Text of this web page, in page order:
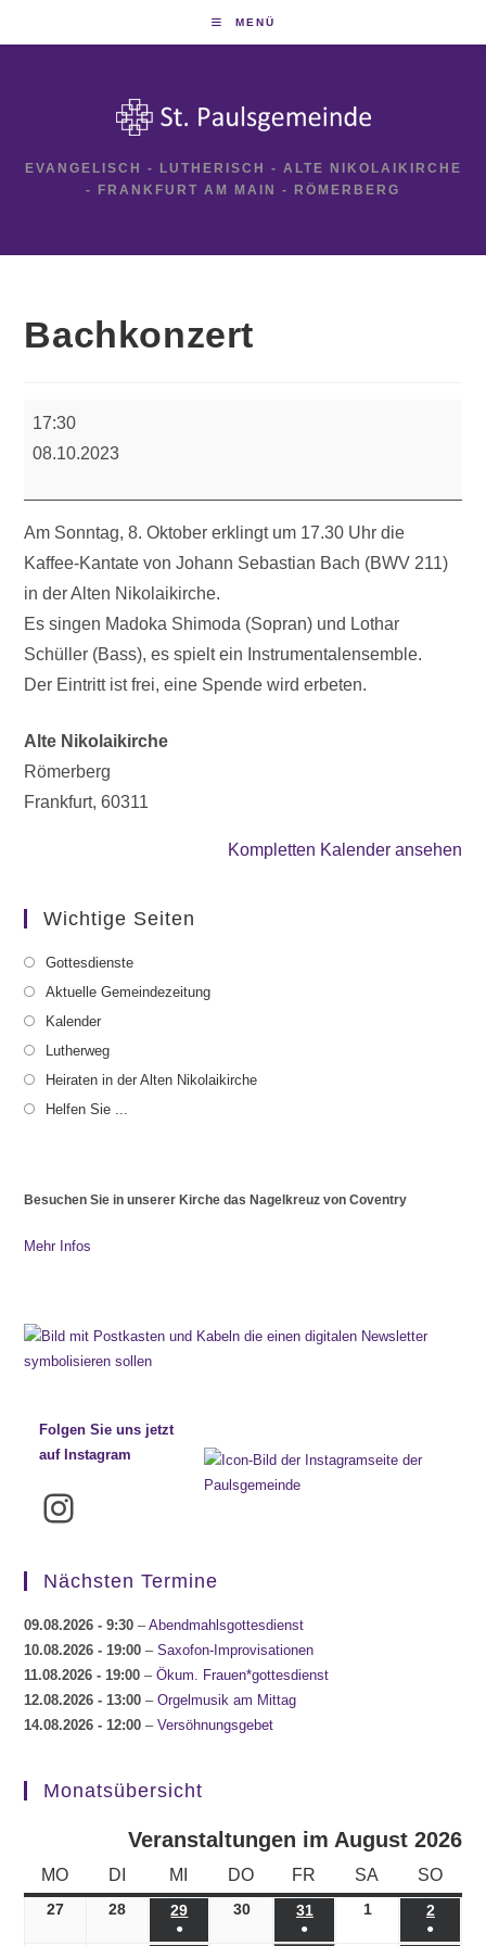
MENÜ
EVANGELISCH - LUTHERISCH - ALTE NIKOLAIKIRCHE
- FRANKFURT AM MAIN - RÖMERBERG
Bachkonzert
17:30
08.10.2023
Am Sonntag, 8. Oktober erklingt um 17.30 Uhr die
Kaffee-Kantate von Johann Sebastian Bach (BWV 211)
in der Alten Nikolaikirche.
Es singen Madoka Shimoda (Sopran) und Lothar
Schüller (Bass), es spielt ein Instrumentalensemble.
Der Eintritt ist frei, eine Spende wird erbeten.
Alte Nikolaikirche
Römerberg
Frankfurt,60311
Kompletten Kalender ansehen
Wichtige Seiten
Gottesdienste
Aktuelle Gemeindezeitung
Kalender
Lutherweg
Heiraten in der Alten Nikolaikirche
Helfen Sie ...
Besuchen Sie in unserer Kirche das Nagelkreuz von Coventry
Mehr Infos
Folgen Sie uns jetzt
auf Instagram
Instagram
Nächsten Termine
09.08.2026 - 9:30 –Abendmahlsgottesdienst
10.08.2026 - 19:00 –Saxofon-Improvisationen
11.08.2026 - 19:00 –Ökum. Frauen*gottesdienst
12.08.2026 - 13:00 –Orgelmusik am Mittag
14.08.2026 - 12:00 –Versöhnungsgebet
Monatsübersicht
Veranstaltungen im August 2026
MO MONTAG
DI DIENSTAG
MI MITTWOCH
DO DONNERSTAG
FR FREITAG
SA SAMSTAG
SO
27 27.07.2026
28 28.07.2026
29 29.07.2026
●
3030.07.2026
3131.07.2026
●
101.08.2026
2
●